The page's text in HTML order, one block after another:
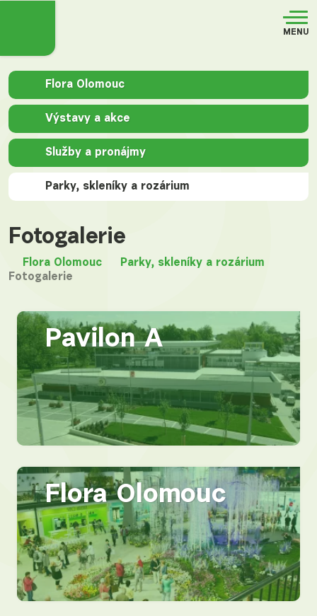
MENU
Flora Olomouc
Výstavy a akce
Služby a pronájmy
Parky, skleníky a rozárium
Fotogalerie
Flora Olomouc
Parky, skleníky a rozárium
Fotogalerie
Pavilon A
Flora Olomouc